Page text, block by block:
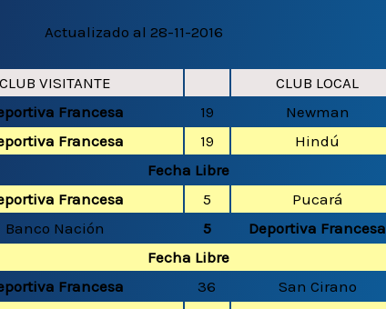
Actualizado al 28-11-2016
CLUB VISITANTE
CLUB LOCAL
Francesa 19 Newman
Francesa 19 Hindú
Fecha Libre
Francesa 5 Pucará
Banco Nación 5 Deportiva Francesa
Fecha Libre
Francesa 36 San Cirano